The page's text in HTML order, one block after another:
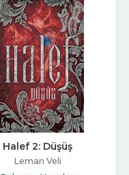
Halef 2: Düşüş
Leman Veli